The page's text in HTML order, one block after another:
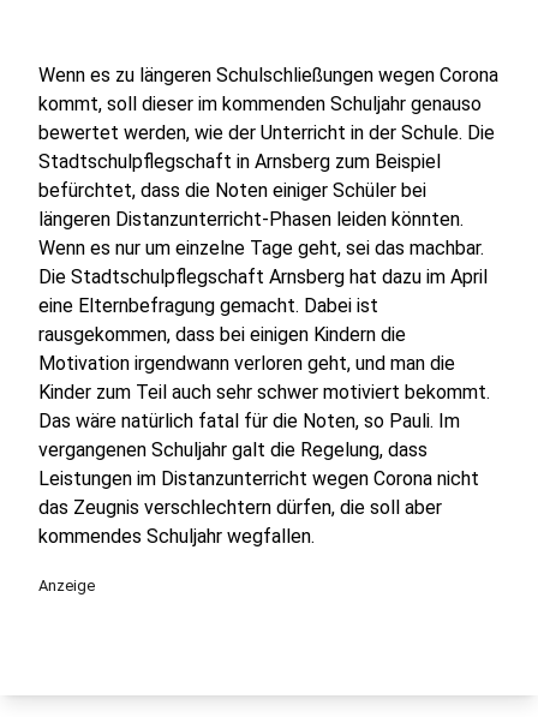
Wenn es zu längeren Schulschließungen wegen Corona
kommt, soll dieser im kommenden Schuljahr genauso
bewertet werden, wie der Unterricht in der Schule. Die
Stadtschulpflegschaft in Arnsberg zum Beispiel
befürchtet, dass die Noten einiger Schüler bei
längeren Distanzunterricht-Phasen leiden könnten.
Wenn es nur um einzelne Tage geht, sei das machbar.
Die Stadtschulpflegschaft Arnsberg hat dazu im April
eine Elternbefragung gemacht. Dabei ist
rausgekommen, dass bei einigen Kindern die
Motivation irgendwann verloren geht, und man die
Kinder zum Teil auch sehr schwer motiviert bekommt.
Das wäre natürlich fatal für die Noten, so Pauli. Im
vergangenen Schuljahr galt die Regelung, dass
Leistungen im Distanzunterricht wegen Corona nicht
das Zeugnis verschlechtern dürfen, die soll aber
kommendes Schuljahr wegfallen.
Anzeige